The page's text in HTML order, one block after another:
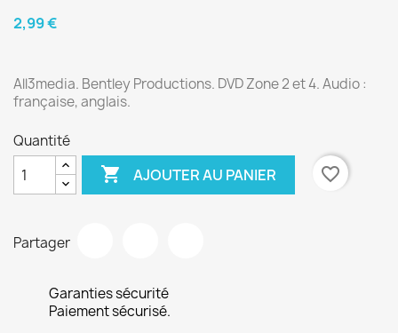
2,99 €
All3media. Bentley Productions. DVD Zone 2 et 4. Audio :
française, anglais.
Quantité
 AJOUTER AU PANIER favorite_border
Partager
Garanties sécurité
Paiement sécurisé.